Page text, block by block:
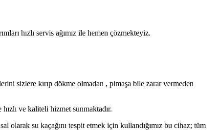
hızlı servis ağımız ile hemen çözmekteyiz.
sizlere kırıp dökme olmadan , pimaşa bile zarar vermeden
ve kaliteli hizmet sunmaktadır.
olarak su kaçağını tespit etmek için kullandığımız bu cihaz; tüm